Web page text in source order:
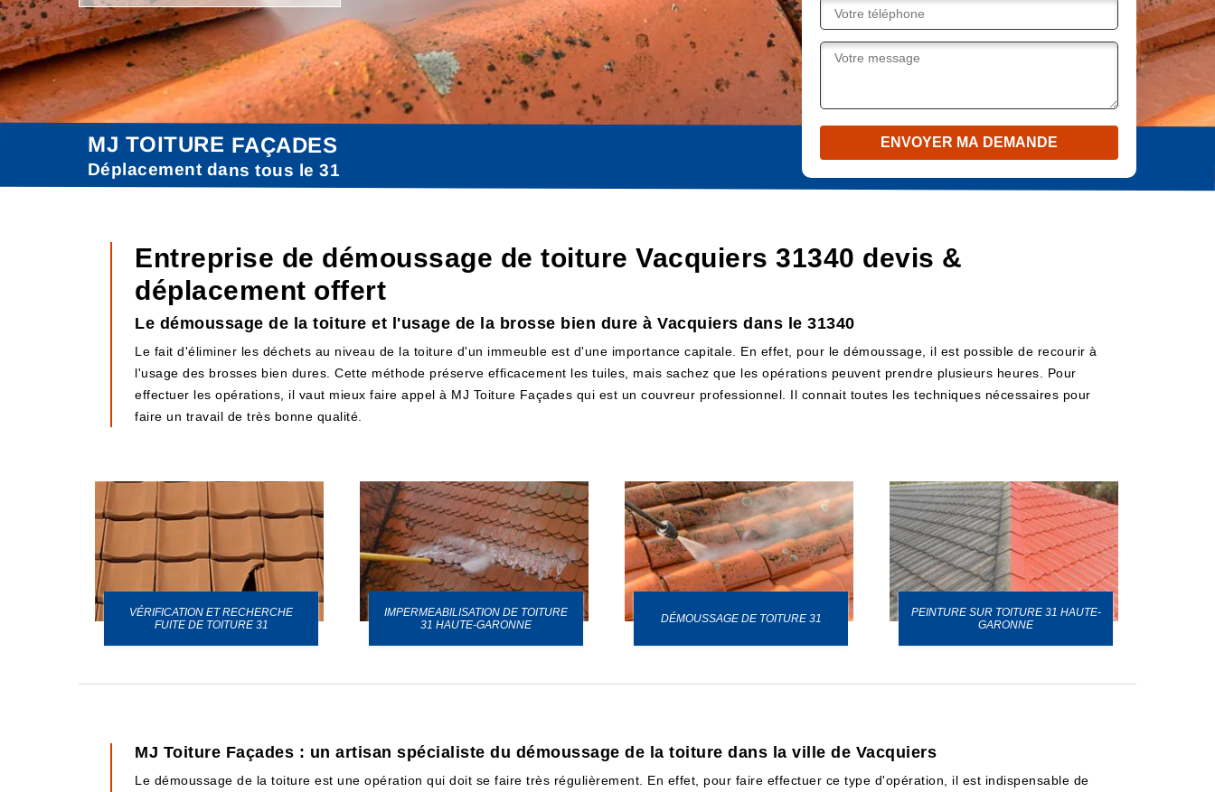
MJ TOITURE FAÇADES
Déplacement dans tous le 31
Entreprise de démoussage de toiture Vacquiers 31340 devis &
déplacement offert
Le démoussage de la toiture et l'usage de la brosse bien dure à Vacquiers dans le 31340
Le fait d'éliminer les déchets au niveau de la toiture d'un immeuble est d'une importance capitale. En effet, pour le démoussage, il est possible de recourir à
l'usage des brosses bien dures. Cette méthode préserve efficacement les tuiles, mais sachez que les opérations peuvent prendre plusieurs heures. Pour
effectuer les opérations, il vaut mieux faire appel à MJ Toiture Façades qui est un couvreur professionnel. Il connait toutes les techniques nécessaires pour
faire un travail de très bonne qualité.
VÉRIFICATION ET RECHERCHE
FUITE DE TOITURE 31
IMPERMEABILISATION DE TOITURE
31 HAUTE-GARONNE
DÉMOUSSAGE DE TOITURE 31
PEINTURE SUR TOITURE 31 HAUTE-
GARONNE
MJ Toiture Façades : un artisan spécialiste du démoussage de la toiture dans la ville de Vacquiers
Le démoussage de la toiture est une opération qui doit se faire très régulièrement. En effet, pour faire effectuer ce type d'opération, il est indispensable de